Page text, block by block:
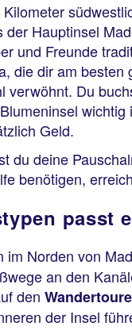
der Hauptinsel
und Freunde
die dir am
verwöhnt. Du
Geld.
du deine
benötigen,
passt
Norden von
an den
den
der Insel